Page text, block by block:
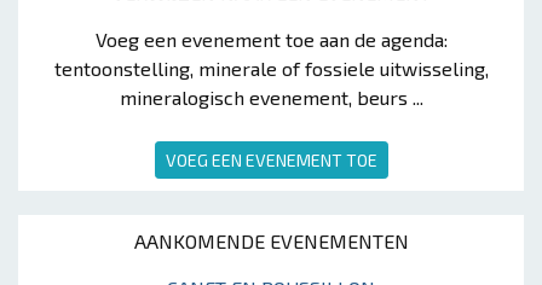
Voeg een evenement toe aan de agenda:
tentoonstelling, minerale of fossiele uitwisseling,
mineralogisch evenement, beurs ...
VOEG EEN EVENEMENT TOE
AANKOMENDE EVENEMENTEN